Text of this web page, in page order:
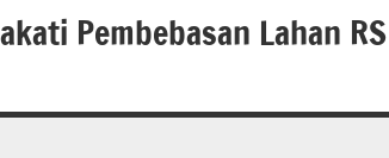
Pembebasan Lahan